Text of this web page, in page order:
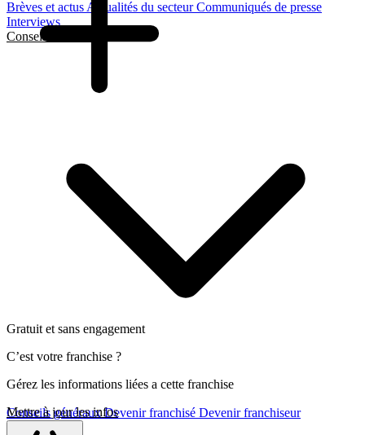
Brèves et actus Actualités du secteurCommuniqués de presse
Interviews
Conseils et Guides
Conseils générauxDevenir franchisé Devenir franchiseur
Gratuit et sans engagement
C’est votre franchise ?
Gérez les informations liées a cette franchise
Mettre à jour les infos